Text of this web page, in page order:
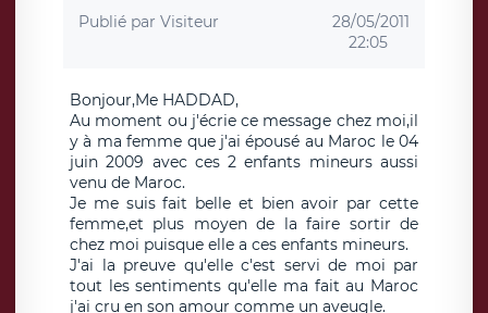
Publié par Visiteur
28/05/2011
22:05
Bonjour,Me HADDAD,
Au moment ou j'écrie ce message chez moi,il
y à ma femme que j'ai épousé au Maroc le 04
juin 2009 avec ces 2 enfants mineurs aussi
venu de Maroc.
Je me suis fait belle et bien avoir par cette
femme,et plus moyen de la faire sortir de
chez moi puisque elle a ces enfants mineurs.
J'ai la preuve qu'elle c'est servi de moi par
tout les sentiments qu'elle ma fait au Maroc
j'ai cru en son amour comme un aveugle.